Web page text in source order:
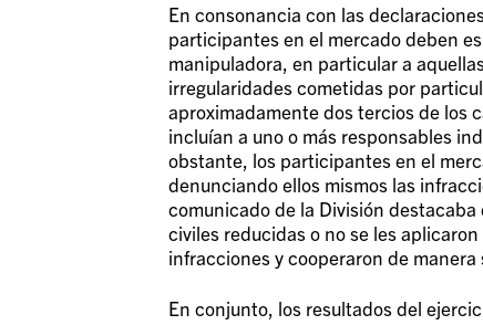
En consonancia con las
participantes en el mercado deben
manipuladora, en particular a
irregularidades cometidas por
aproximadamente dos tercios de los
incluían a uno o más responsables
obstante, los participantes en el
denunciando ellos mismos las
comunicado de la División
civiles reducidas o no se les
infracciones y cooperaron de manera
En conjunto, los resultados del